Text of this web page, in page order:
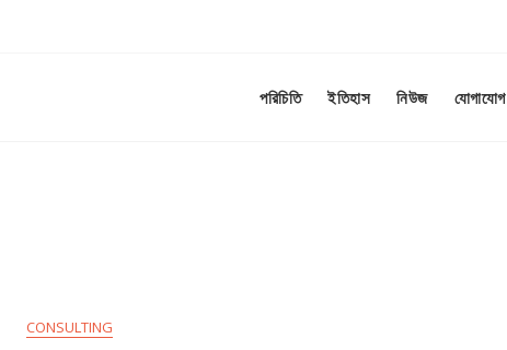
পরিচিতি
ইতিহাস নিউজ যোগাযোগ
CONSULTING